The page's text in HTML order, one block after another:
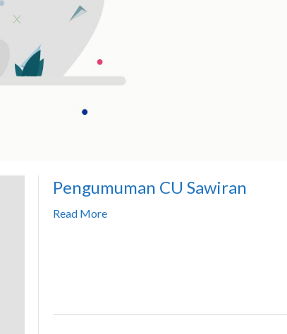
Pengumuman CU Sawiran
Read More